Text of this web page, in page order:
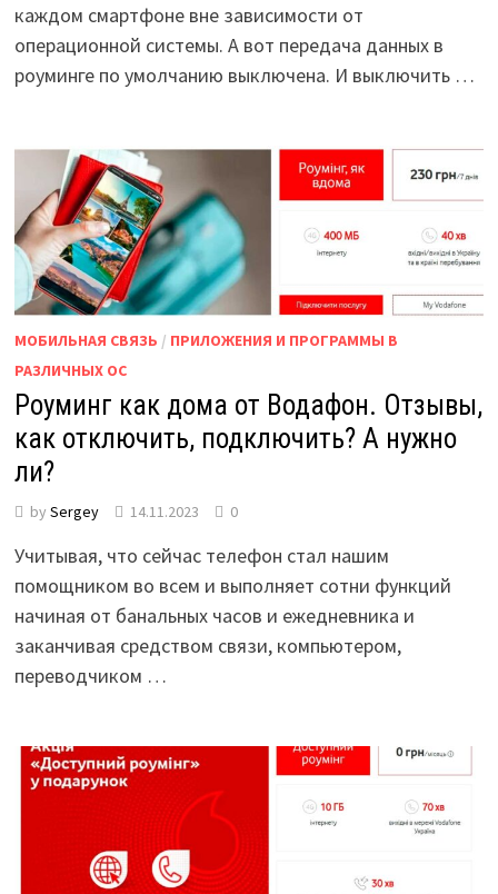
каждом смартфоне вне зависимости от
операционной системы. А вот передача данных в
роуминге по умолчанию выключена. И выключить …
МОБИЛЬНАЯ СВЯЗЬ / ПРИЛОЖЕНИЯ И ПРОГРАММЫ В
РАЗЛИЧНЫХ ОС
Роуминг как дома от Водафон. Отзывы,
как отключить, подключить? А нужно
ли?
by Sergey 14.11.2023 0
Учитывая, что сейчас телефон стал нашим
помощником во всем и выполняет сотни функций
начиная от банальных часов и ежедневника и
заканчивая средством связи, компьютером,
переводчиком …